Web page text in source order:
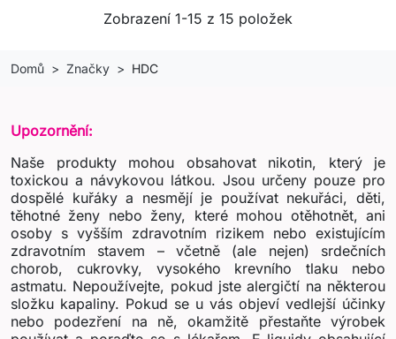
Zobrazení 1-15 z 15 položek
Domů Značky HDC
Upozornění:
Naše produkty mohou obsahovat nikotin, který je
toxickou a návykovou látkou. Jsou určeny pouze pro
dospělé kuřáky a nesmějí je používat nekuřáci, děti,
těhotné ženy nebo ženy, které mohou otěhotnět, ani
osoby s vyšším zdravotním rizikem nebo existujícím
zdravotním stavem – včetně (ale nejen) srdečních
chorob, cukrovky, vysokého krevního tlaku nebo
astmatu. Nepoužívejte, pokud jste alergičtí na některou
složku kapaliny. Pokud se u vás objeví vedlejší účinky
nebo podezření na ně, okamžitě přestaňte výrobek